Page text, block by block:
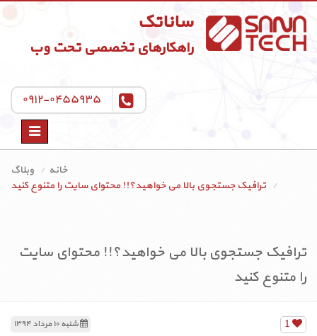
ساناتک
راهکارهای تخصصی تحت وب
۰۹۱۲-۰۴۵۵۹۳۵
Toggle
خانه
وبلاگ
ترافیک جستجوی بالا می خواهید؟!! محتوای سایت را متنوع کنید
ترافیک جستجوی بالا می خواهید؟!! محتوای سایت
را متنوع کنید
شنبه ۱۰ مرداد ۱۳۹۴
1